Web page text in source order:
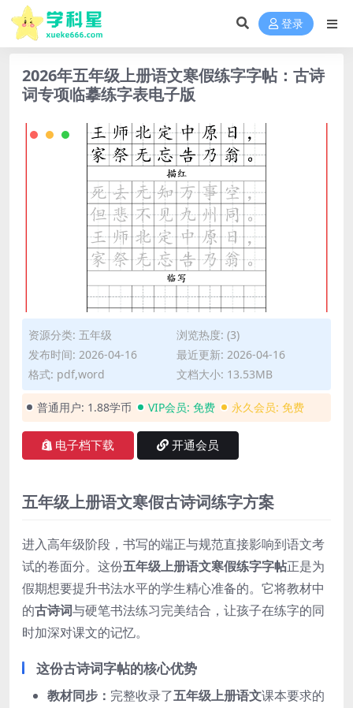
登录
2026年五年级上册语文寒假练字字帖：古诗
词专项临摹练字表电子版
资源分类: 五年级
浏览热度: (3)
发布时间: 2026-04-16
最近更新: 2026-04-16
格式: pdf,word
文档大小: 13.53MB
普通用户: 1.88学币 VIP会员: 免费 永久会员: 免费
电子档下载 开通会员
五年级上册语文寒假古诗词练字方案
进入高年级阶段，书写的端正与规范直接影响到语文考
试的卷面分。这份五年级上册语文寒假练字字帖正是为
假期想要提升书法水平的学生精心准备的。它将教材中
的古诗词与硬笔书法练习完美结合，让孩子在练字的同
时加深对课文的记忆。
这份古诗词字帖的核心优势
教材同步： 完整收录了五年级上册语文课本要求的